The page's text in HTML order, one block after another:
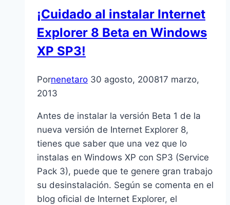
¡Cuidado al instalar Internet
Explorer 8 Beta en Windows
XP SP3!
Pornenetaro 30 agosto, 200817 marzo,
2013
Antes de instalar la versión Beta 1 de la
nueva versión de Internet Explorer 8,
tienes que saber que una vez que lo
instalas en Windows XP con SP3 (Service
Pack 3), puede que te genere gran trabajo
su desinstalación. Según se comenta en el
blog oficial de Internet Explorer, el